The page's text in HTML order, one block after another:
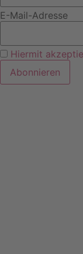
E-Mail-Adresse
Hiermit